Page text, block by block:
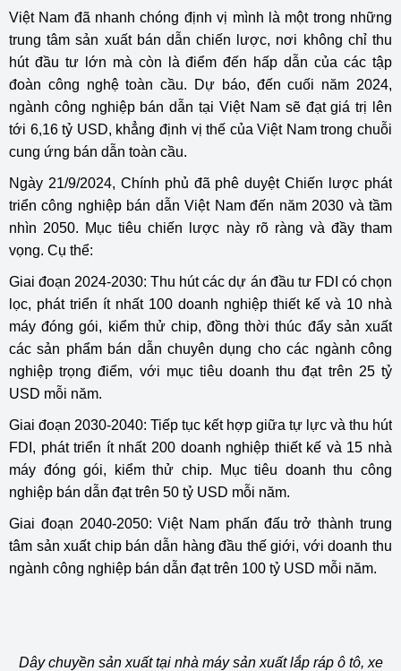
Việt Nam đã nhanh chóng định vị mình là một trong những
trung tâm sản xuất bán dẫn chiến lược, nơi không chỉ thu
hút đầu tư lớn mà còn là điểm đến hấp dẫn của các tập
đoàn công nghệ toàn cầu. Dự báo, đến cuối năm 2024,
ngành công nghiệp bán dẫn tại Việt Nam sẽ đạt giá trị lên
tới 6,16 tỷ USD, khẳng định vị thế của Việt Nam trong chuỗi
cung ứng bán dẫn toàn cầu.
Ngày 21/9/2024, Chính phủ đã phê duyệt Chiến lược phát
triển công nghiệp bán dẫn Việt Nam đến năm 2030 và tầm
nhìn 2050. Mục tiêu chiến lược này rõ ràng và đầy tham
vọng. Cụ thể:
Giai đoạn 2024-2030: Thu hút các dự án đầu tư FDI có chọn
lọc, phát triển ít nhất 100 doanh nghiệp thiết kế và 10 nhà
máy đóng gói, kiểm thử chip, đồng thời thúc đẩy sản xuất
các sản phẩm bán dẫn chuyên dụng cho các ngành công
nghiệp trọng điểm, với mục tiêu doanh thu đạt trên 25 tỷ
USD mỗi năm.
Giai đoạn 2030-2040: Tiếp tục kết hợp giữa tự lực và thu hút
FDI, phát triển ít nhất 200 doanh nghiệp thiết kế và 15 nhà
máy đóng gói, kiểm thử chip. Mục tiêu doanh thu công
nghiệp bán dẫn đạt trên 50 tỷ USD mỗi năm.
Giai đoạn 2040-2050: Việt Nam phấn đấu trở thành trung
tâm sản xuất chip bán dẫn hàng đầu thế giới, với doanh thu
ngành công nghiệp bán dẫn đạt trên 100 tỷ USD mỗi năm.
Dây chuyền sản xuất tại nhà máy sản xuất lắp ráp ô tô, xe